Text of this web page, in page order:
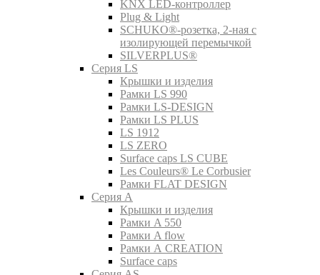
KNX LED-контроллер
Plug & Light
SCHUKO®-розетка, 2-ная с
изолирующей перемычкой
SILVERPLUS®
Серия LS
Крышки и изделия
Рамки LS 990
Рамки LS-DESIGN
Рамки LS PLUS
LS 1912
LS ZERO
Surface caps LS CUBE
Les Couleurs® Le Corbusier
Рамки FLAT DESIGN
Серия A
Крышки и изделия
Рамки A 550
Рамки A flow
Рамки A CREATION
Surface caps